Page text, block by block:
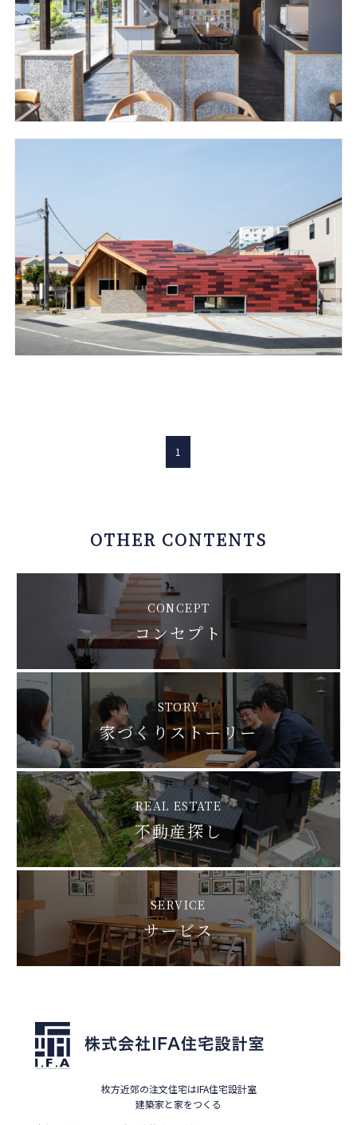
1
OTHER CONTENTS
CONCEPT
コンセプト
STORY
家づくりストーリー
REAL ESTATE
不動産探し
SERVICE
サービス
枚方近郊の注文住宅はIFA住宅設計室
建築家と家をつくる